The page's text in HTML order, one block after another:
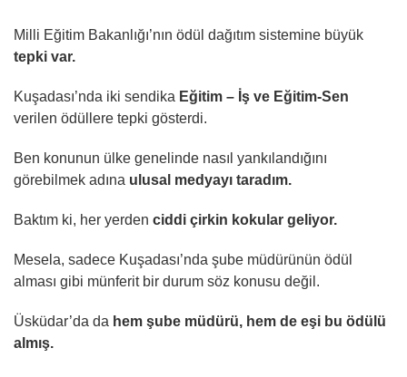
Milli Eğitim Bakanlığı’nın ödül dağıtım sistemine büyük
tepki var.
Kuşadası’nda iki sendika Eğitim – İş ve Eğitim-Sen
verilen ödüllere tepki gösterdi.
Ben konunun ülke genelinde nasıl yankılandığını
görebilmek adına ulusal medyayı taradım.
Baktım ki, her yerden ciddi çirkin kokular geliyor.
Mesela, sadece Kuşadası’nda şube müdürünün ödül
alması gibi münferit bir durum söz konusu değil.
Üsküdar’da da hem şube müdürü, hem de eşi bu ödülü
almış.